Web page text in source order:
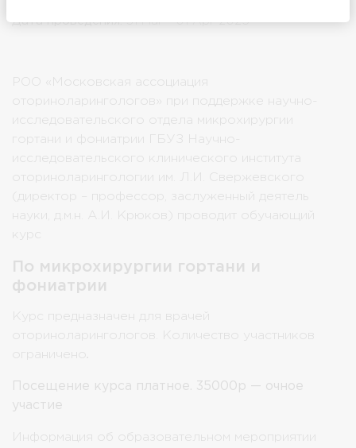
Дата проведения:31 Mar - 01 Apr 2025
РОО «Московская ассоциация
оториноларингологов» при поддержке научно-
исследовательского отдела микрохирургии
гортани и фониатрии ГБУЗ Научно-
исследовательского клинического института
оториноларингологии им. Л.И. Свержевского
(директор – профессор, заслуженный деятель
науки, д.м.н. А.И. Крюков) проводит обучающий
По микрохирургии гортани и
фониатрии
Курс предназначен для врачей
оториноларингологов. Количество участников
ограничено
Посещение курса платное. 35000р — очное
участие
Информация об образовательном мероприятии